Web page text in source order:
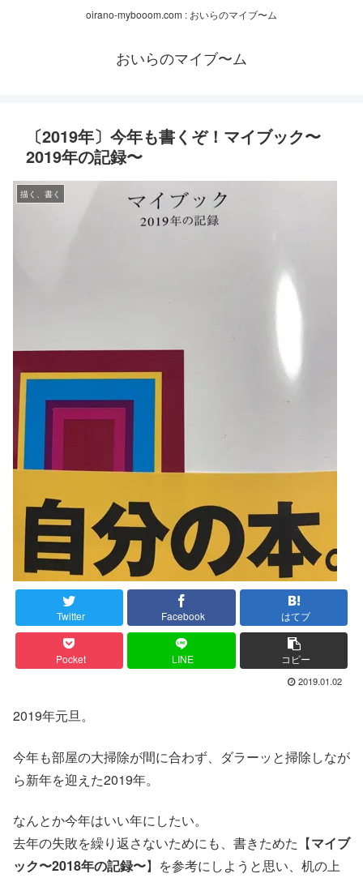
oirano-mybooom.com : おいらのマイブ〜ム
おいらのマイブ〜ム
〔2019年〕今年も書くぞ！マイブック〜
2019年の記録〜
描く、書く
Twitter Facebook はてブ
Pocket LINE コピー
2019.01.02
2019年元旦。
今年も部屋の大掃除が間に合わず、ダラーッと掃除しなが
ら新年を迎えた2019年。
なんとか今年はいい年にしたい。
去年の失敗を繰り返さないためにも、書きためた【マイブ
ック〜2018年の記録〜】を参考にしようと思い、机の上